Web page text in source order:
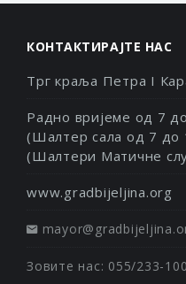
КОНТАКТИРАЈТЕ НАС
Трг краља Петра I
Радно вријеме од 7
(Шалтер сала од 7 до
(Шалтери Матичне
www.gradbijeljina.org
Зовите нас: 055/233-100